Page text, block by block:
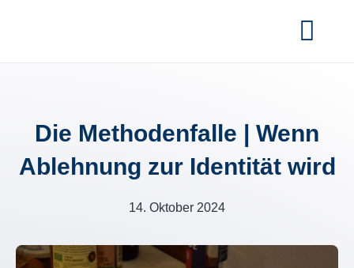
Case
Die Methodenfalle | Wenn
Ablehnung zur Identität wird
14. Oktober 2024